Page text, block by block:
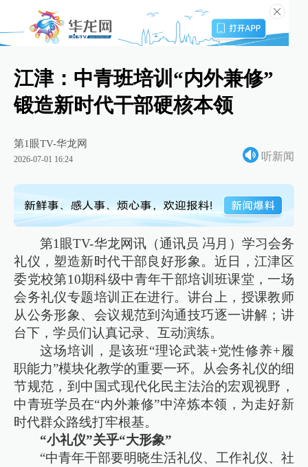
江津：中青班培训“内外兼修”
锻造新时代干部硬核本领
第1眼TV-华龙网
2026-07-01 16:24 听新闻
第1眼TV-华龙网讯（通讯员 冯月）学习会务
礼仪，塑造新时代干部良好形象。近日，江津区
委党校第10期科级中青年干部培训班课堂，一场
会务礼仪专题培训正在进行。讲台上，授课教师
从公务形象、会议规范到沟通技巧逐一讲解；讲
台下，学员们认真记录、互动演练。
这场培训，是该班“理论武装+党性修养+履
职能力”模块化教学的重要一环。从会务礼仪的细
节规范，到中国式现代化民主法治的宏观视野，
中青班学员在“内外兼修”中淬炼本领，为走好新
时代群众路线打牢根基。
“小礼仪”关乎“大形象”
“中青年干部要明晓生活礼仪、工作礼仪、社